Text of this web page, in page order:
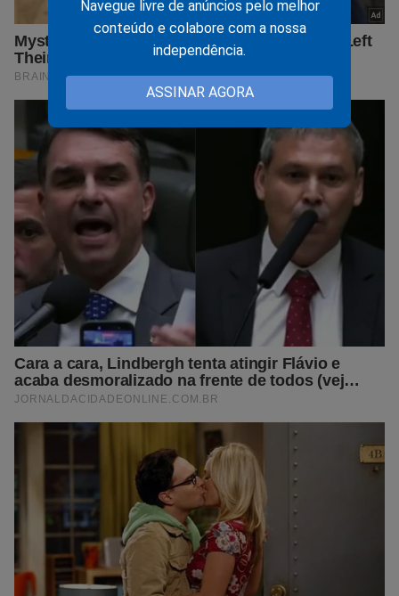
Navegue livre de anúncios pelo melhor
conteúdo e colabore com a nossa
independência.
ASSINAR AGORA